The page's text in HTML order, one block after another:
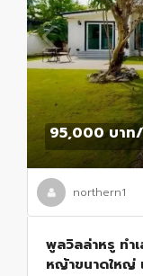
95,000 บาท
northern1
พูลวิลล่าหรู ทำ
หญ้าขนาดใหญ่